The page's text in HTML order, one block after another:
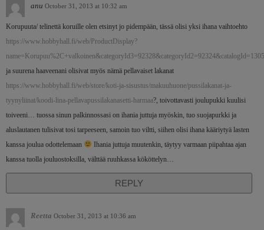
anu October 31, 2013 at 10:32 am
Korupuuta/ telinettä koruille olen etsinyt jo pidempään, tässä olisi yksi ihana vaihtoehto
https://www.hobbyhall.fi/web/ProductDisplay?
ja suurena haaveenani olisivat myös nämä pellavaiset lakanat
https://www.hobbyhall.fi/web/store/koti-ja-sisustus/makuuhuone/pussilakanat-ja-
tyynyliinat/koodi-lina-pellavapussilakanasetti-harmaa?, toivottavasti joulupukki kuulisi
toiveeni… tuossa sinun palkinnossasi on ihania juttuja myöskin, tuo suojapurkki ja
aluslautanen tulisivat tosi tarpeeseen, samoin tuo viltti, siihen olisi ihana kääriytyä lasten
kanssa joulua odottelemaan
Ihania juttuja muutenkin, täytyy varmaan piipahtaa ajan
kanssa tuolla jouluostoksilla, välttää ruuhkassa kököttelyn…
REPLY
Reetta October 31, 2013 at 10:36 am